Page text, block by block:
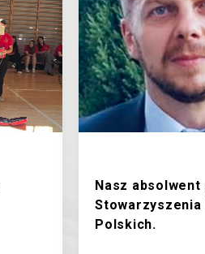
Nasz
Stowarzyszenia
Polskich.